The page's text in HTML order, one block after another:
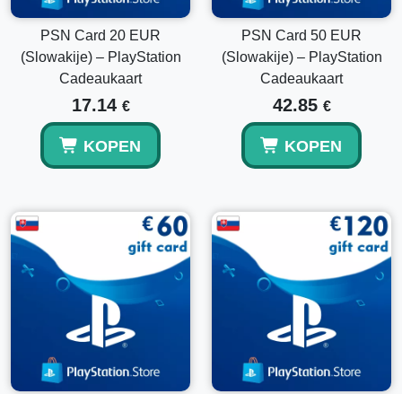
PSN Card 20 EUR
(Slowakije) – PlayStation
Cadeaukaart
17.14 €
KOPEN
PSN Card 50 EUR
(Slowakije) – PlayStation
Cadeaukaart
42.85 €
KOPEN